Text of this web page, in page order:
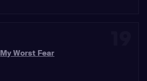
My Worst Fear